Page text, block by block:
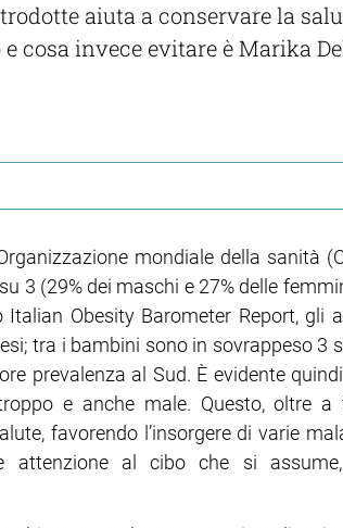
aiuta a conservare la
cosa invece evitare è Marika
mondiale della sanità
3 (29% dei maschi e 27% delle
Obesity Barometer Report, gli
tra i bambini sono in sovrappeso 3
prevalenza al Sud. È evidente
e anche male. Questo, oltre a
favorendo l’insorgere di varie
attenzione al cibo che si